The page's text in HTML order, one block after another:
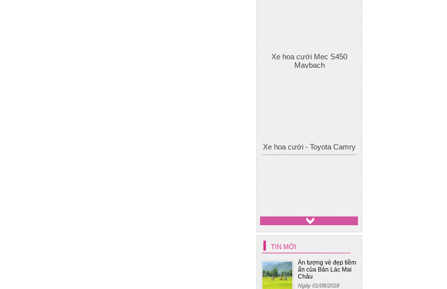
Xe cưới 4
TIN MỚI
Ấn tượng vẻ đẹp tiềm
ẩn của Bản Lác Mai
Châu
Ngày 01/08/2018